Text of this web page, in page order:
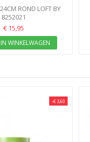
ROND LOFT BY
ROSENTHAL
8252021
€ 15,95
IN WINKELWAGEN
-€ 3,60